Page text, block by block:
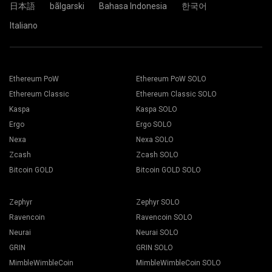
butonuna basın.
basın.
Açılır listeden Cüzdanınızı, Coin'inizi ve Madencinizi seçin.
Madenciliği başlatmak için Tümüne uygula butonuna basın.
2Miners madencilik havuzunu seçin. Açılır pencere
日本語
bãlgarski Bahasa Indonesia
한국어
Italiano
Ethereum PoW
Ethereum Classic
Kaspa
Ergo
Nexa
Zcash
Bitcoin GOLD
Ethereum PoW SOLO
Ethereum Classic SOLO
Kaspa SOLO
Ergo SOLO
Nexa SOLO
Zcash SOLO
Bitcoin GOLD SOLO
Zephyr
Ravencoin
Neurai
GRIN
MimbleWimbleCoin
Zephyr SOLO
Ravencoin SOLO
Neurai SOLO
GRIN SOLO
MimbleWimbleCoin SOLO